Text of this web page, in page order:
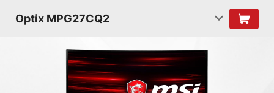
Optix MPG27CQ2